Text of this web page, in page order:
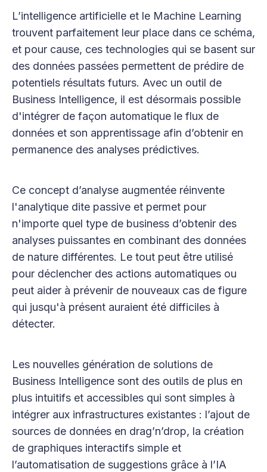
L’intelligence artificielle et le Machine Learning
trouvent parfaitement leur place dans ce schéma,
et pour cause, ces technologies qui se basent sur
des données passées permettent de prédire de
potentiels résultats futurs. Avec un outil de
Business Intelligence, il est désormais possible
d'intégrer de façon automatique le flux de
données et son apprentissage afin d’obtenir en
permanence des analyses prédictives.
Ce concept d’analyse augmentée réinvente
l'analytique dite passive et permet pour
n'importe quel type de business d’obtenir des
analyses puissantes en combinant des données
de nature différentes. Le tout peut être utilisé
pour déclencher des actions automatiques ou
peut aider à prévenir de nouveaux cas de figure
qui jusqu'à présent auraient été difficiles à
détecter.
Les nouvelles génération de solutions de
Business Intelligence sont des outils de plus en
plus intuitifs et accessibles qui sont simples à
intégrer aux infrastructures existantes : l’ajout de
sources de données en drag’n’drop, la création
de graphiques interactifs simple et
l’automatisation de suggestions grâce à l’IA